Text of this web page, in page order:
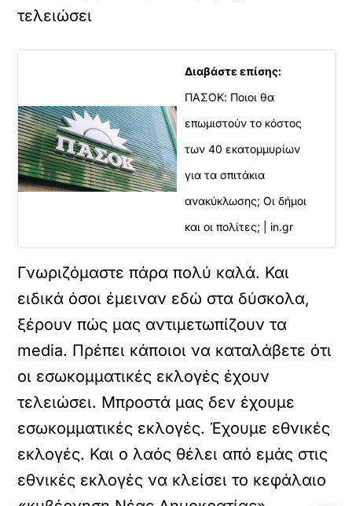
τελειώσει
Διαβάστε επίσης:
ΠΑΣΟΚ: Ποιοι θα
επωμιστούν το κόστος
των 40 εκατομμυρίων
για τα σπιτάκια
ανακύκλωσης; Οι δήμοι
και οι πολίτες; | in.gr
Γνωριζόμαστε πάρα πολύ καλά. Και
ειδικά όσοι έμειναν εδώ στα δύσκολα,
ξέρουν πώς μας αντιμετωπίζουν τα
media. Πρέπει κάποιοι να καταλάβετε ότι
οι εσωκομματικές εκλογές έχουν
τελειώσει. Μπροστά μας δεν έχουμε
εσωκομματικές εκλογές. Έχουμε εθνικές
εκλογές. Και ο λαός θέλει από εμάς στις
εθνικές εκλογές να κλείσει το κεφάλαιο